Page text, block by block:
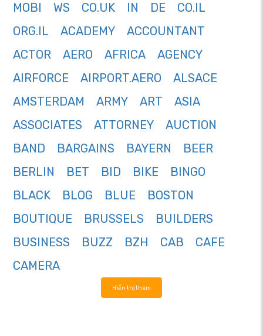
MOBI
WS CO.UK IN DE
CO.IL
ORG.IL
ACADEMY
ACCOUNTANT
ACTOR
AERO AFRICA
AGENCY
AIRFORCE
AIRPORT.AERO
ALSACE
AMSTERDAM
ARMY ART
ASIA
ASSOCIATES
ATTORNEY
AUCTION
BAND
BARGAINS BAYERN
BEER
BERLIN
BET BID BIKE
BINGO
BLACK
BLOG BLUE
BOSTON
BOUTIQUE
BRUSSELS
BUILDERS
BUSINESS
BUZZ BZH CAB
CAFE
CAMERA
Hiển thị thêm